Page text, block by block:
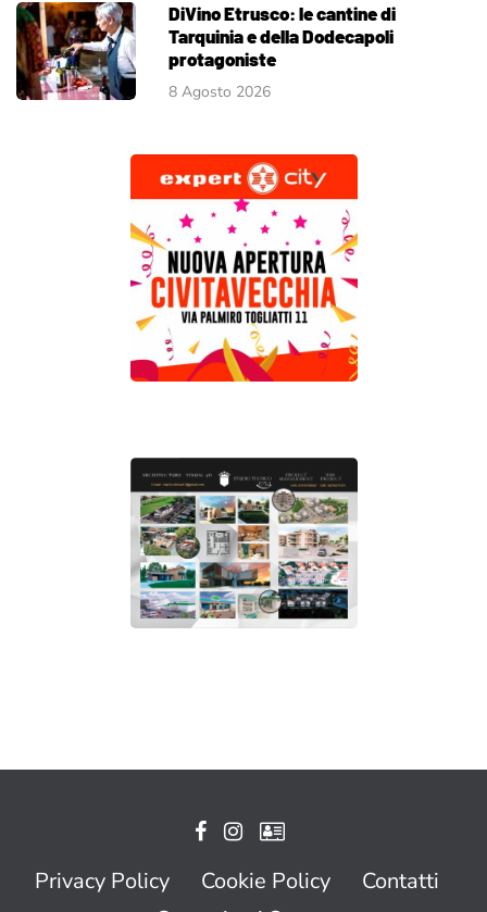
DiVino Etrusco: le cantine di
Tarquinia e della Dodecapoli
protagoniste
8 Agosto 2026
Privacy Policy Cookie Policy
Contatti